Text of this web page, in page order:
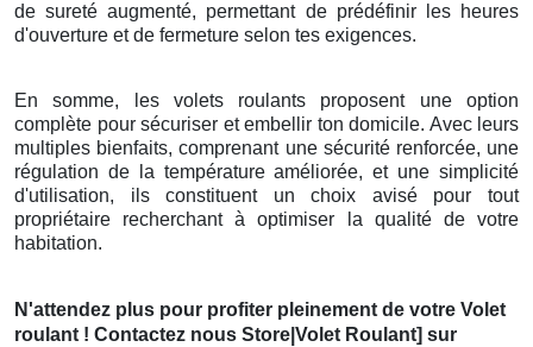
de sureté augmenté, permettant de prédéfinir les heures
d'ouverture et de fermeture selon tes exigences.
En somme, les volets roulants proposent une option
complète pour sécuriser et embellir ton domicile. Avec leurs
multiples bienfaits, comprenant une sécurité renforcée, une
régulation de la température améliorée, et une simplicité
d'utilisation, ils constituent un choix avisé pour tout
propriétaire recherchant à optimiser la qualité de votre
habitation.
N'attendez plus pour profiter pleinement de votre Volet
roulant ! Contactez nous Store|Volet Roulant] sur